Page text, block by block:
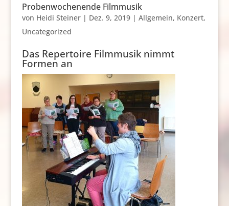
Probenwochenende Filmmusik
von Heidi Steiner| Dez. 9, 2019| Allgemein, Konzert,
Uncategorized
Das Repertoire Filmmusik nimmt
Formen an